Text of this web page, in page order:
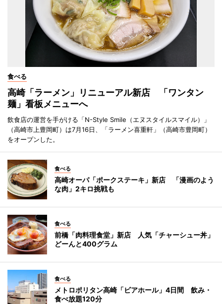
食べる
高崎「ラーメン」リニューアル新店 「ワンタン
麺」看板メニューへ
飲食店の運営を手がける「N-Style Smile（エヌスタイルスマイル）」
（高崎市上豊岡町）は7月16日、「ラーメン喜重軒」（高崎市豊岡町）
をオープンした。
食べる
高崎オーパ「ポークステーキ」新店 「漫画のよう
な肉」2キロ挑戦も
食べる
前橋「肉料理食堂」新店 人気「チャーシュー丼」
どーんと400グラム
食べる
メトロポリタン高崎「ビアホール」4日間 飲み・
食べ放題120分